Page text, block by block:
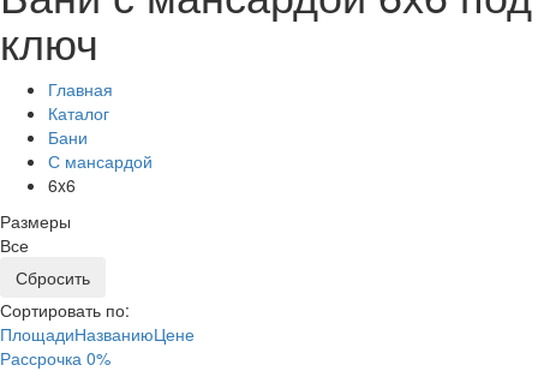
ключ
Главная
Каталог
Бани
С мансардой
6x6
Размеры
Все
Сортировать по:
ПлощадиНазваниюЦене
Рассрочка 0%